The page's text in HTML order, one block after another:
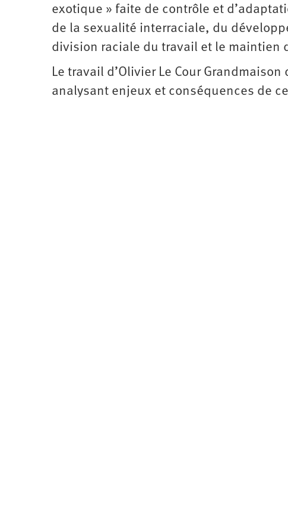
exotique » faite de contrôle et
de la sexualité interraciale, du
division raciale du travail et le maintien
Le travail d’Olivier Le Cour
analysant enjeux et conséquences de